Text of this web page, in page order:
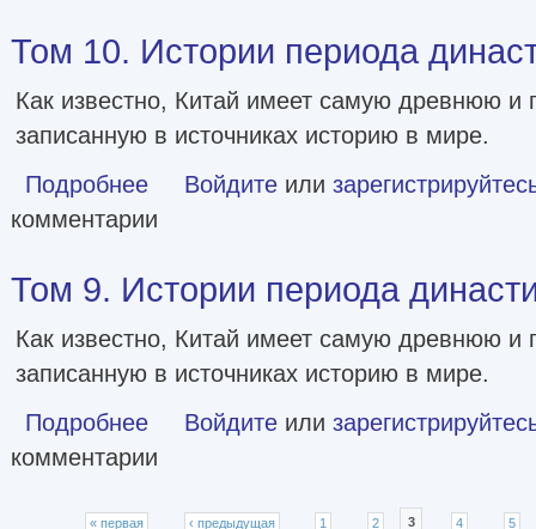
Том 10. Истории периода
Как известно, Китай имеет самую древнюю и
записанную в источниках историю в мире.
Подробнее о Том 10. Истории периода династии Цин
Войдите или
комментарии
Том 9. Истории периода
Как известно, Китай имеет самую древнюю и
записанную в источниках историю в мире.
Подробнее о Том 9. Истории периода династии Мин
Войдите или
комментарии
Страницы
« первая ‹ предыдущая 1 2 3 4 5